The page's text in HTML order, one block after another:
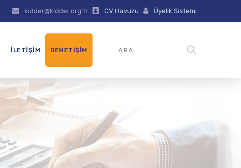
kidder@kidder.org.tr CV Havuzu Üyelik Sistemi
İLETIŞIM DENETIŞIM